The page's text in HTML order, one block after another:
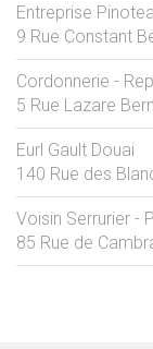
Entreprise
9 Rue Constant
Cordonnerie -
5 Rue Lazare
Eurl Gault Douai
140 Rue des
Voisin Serrurier -
85 Rue de